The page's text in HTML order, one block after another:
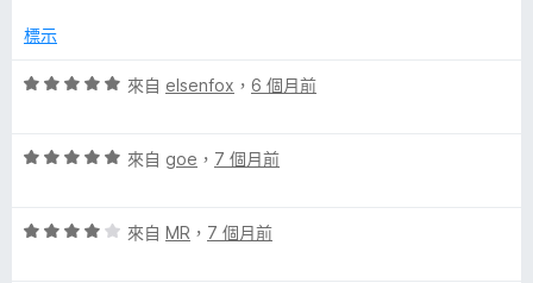
分
分
分
滿
分
標示
評
分
分
來自 elsenfox ， 6 個月前
評
分
來自 goe ， 7 個月前
評
來自 MR ， 7 個月前